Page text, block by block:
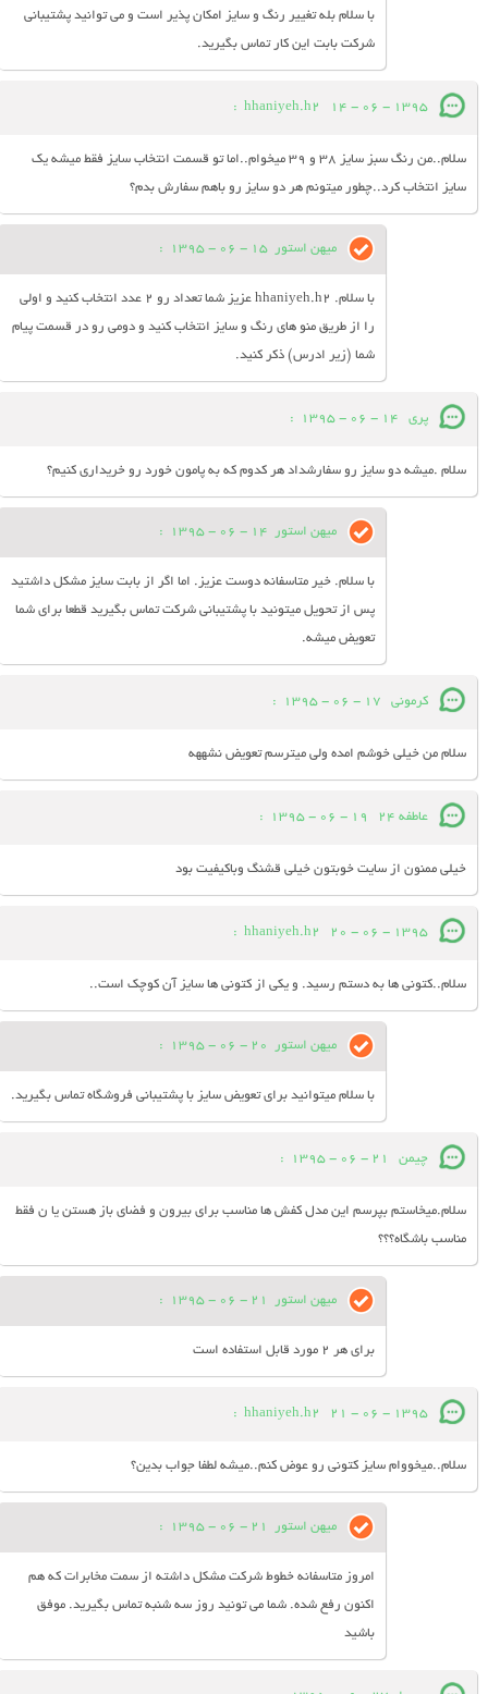
با سلام بله تغییر رنگ و سایز امکان پذیر است و می توانید پشتیبانی
شرکت بابت این کار تماس بگیرید.
hhaniyeh.h2 14 - 06 - 1395
:
سلام..من رنگ سبز سایز 38 و 39 میخوام..اما تو قسمت انتخاب سایز فقط میشه یک
سایز انتخاب کرد..چطور میتونم هر دو سایز رو باهم سفارش بدم؟
میهن استور 15 - 06 - 1395
:
با سلام. hhaniyeh.h2 عزیز شما تعداد رو 2 عدد انتخاب کنید و اولی
را از طریق منو های رنگ و سایز انتخاب کنید و دومی رو در قسمت پیام
شما (زیر ادرس) ذکر کنید.
پری 14 - 06 - 1395
:
سلام .میشه دو سایز رو سفارشداد هر کدوم که به پامون خورد رو خریداری کنیم؟
میهن استور 14 - 06 - 1395
:
با سلام. خیر متاسفانه دوست عزیز. اما اگر از بابت سایز مشکل داشتید
پس از تحویل میتونید با پشتیبانی شرکت تماس بگیرید قطعا برای شما
تعویض میشه.
کرمونی 17 - 06 - 1395
:
سلام من خیلی خوشم امده ولی میترسم تعویض نشههه
عاطفه 24 19 - 06 - 1395
:
خیلی ممنون از سایت خوبتون خیلی قشنگ وباکیفیت بود
hhaniyeh.h2 20 - 06 - 1395
:
سلام..کتونی ها به دستم رسید. و یکی از کتونی ها سایز آن کوچک است..
میهن استور 20 - 06 - 1395
:
با سلام میتوانید برای تعویض سایز با پشتیبانی فروشگاه تماس بگیرید.
چیمن 21 - 06 - 1395
:
سلام.میخاستم بپرسم این مدل کفش ها مناسب برای بیرون و فضای باز هستن یا ن فقط
مناسب باشگاه؟؟؟
میهن استور 21 - 06 - 1395
:
برای هر 2 مورد قابل استفاده است
hhaniyeh.h2 21 - 06 - 1395
:
سلام..میخووام سایز کتونی رو عوض کنم..میشه لطفا جواب بدین؟
میهن استور 21 - 06 - 1395
:
امروز متاسفانه خطوط شرکت مشکل داشته از سمت مخابرات که هم
اکنون رفع شده. شما می تونید روز سه شنبه تماس بگیرید. موفق
باشید